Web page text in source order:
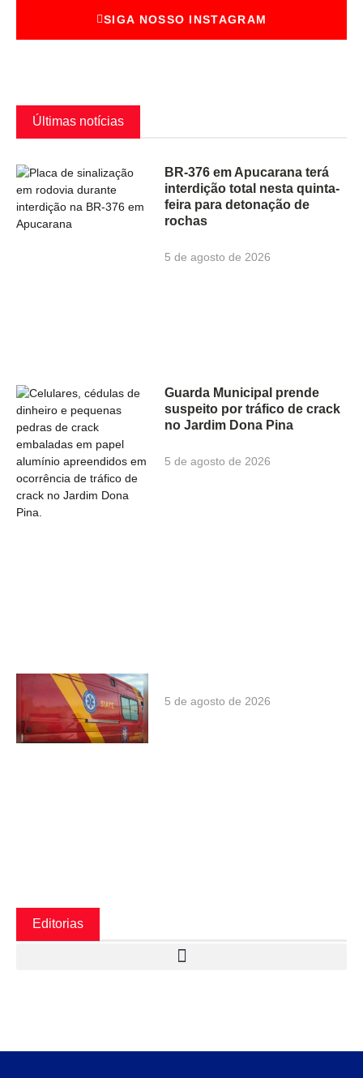
SIGA NOSSO INSTAGRAM
Últimas notícias
BR-376 em Apucarana terá
interdição total nesta quinta-
feira para detonação de
rochas
5 de agosto de 2026
Guarda Municipal prende
suspeito por tráfico de crack
no Jardim Dona Pina
5 de agosto de 2026
5 de agosto de 2026
Editorias